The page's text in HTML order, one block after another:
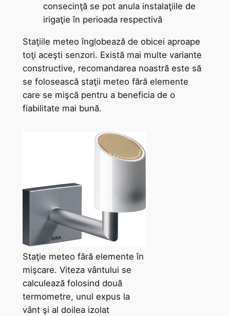
consecinţă se pot anula instalaţiile de
irigaţie în perioada respectivă
Staţiile meteo înglobează de obicei aproape
toţi aceşti senzori. Există mai multe variante
constructive, recomandarea noastră este să
se folosească staţii meteo fără elemente
care se mişcă pentru a beneficia de o
fiabilitate mai bună.
Staţie meteo fără elemente în
mişcare. Viteza vântului se
calculează folosind două
termometre, unul expus la
vânt şi al doilea izolat